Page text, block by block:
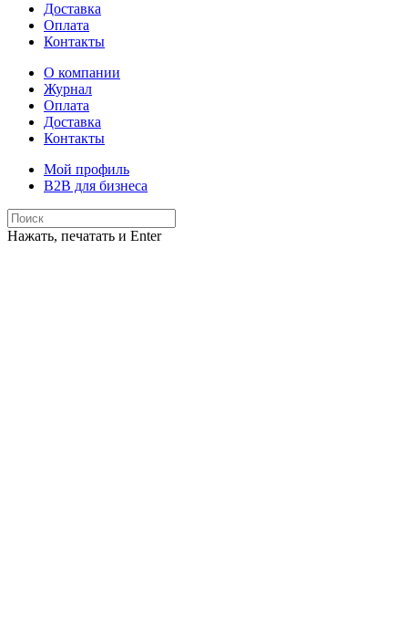
Доставка
Оплата
Контакты
О компании
Журнал
Оплата
Доставка
Контакты
Мой профиль
B2B для бизнеса
Нажать, печатать и Enter